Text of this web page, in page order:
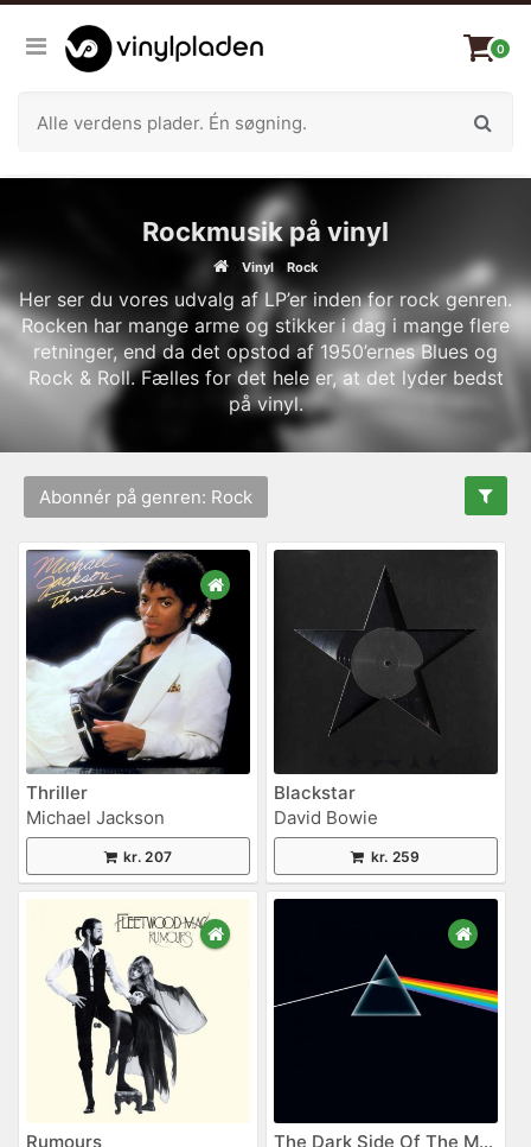
0
Rockmusik på vinyl
Vinyl Rock
Her ser du vores udvalg af LP’er inden for rock genren.
Rocken har mange arme og stikker i dag i mange flere
retninger, end da det opstod af 1950’ernes Blues og
Rock & Roll. Fælles for det hele er, at det lyder bedst
på vinyl.
Abonnér på genren: Rock
Thriller
Michael Jackson
kr. 207
Blackstar
David Bowie
kr. 259
Rumours
The Dark Side Of The Moon